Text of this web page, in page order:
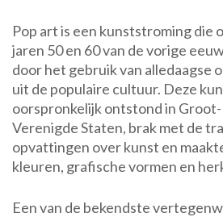
Pop art is een kunststroming die
jaren 50 en 60 van de vorige
door het gebruik van alledaagse
uit de populaire cultuur. Deze
oorspronkelijk ontstond in
Verenigde Staten, brak met de
opvattingen over kunst en
kleuren, grafische vormen en
Een van de bekendste